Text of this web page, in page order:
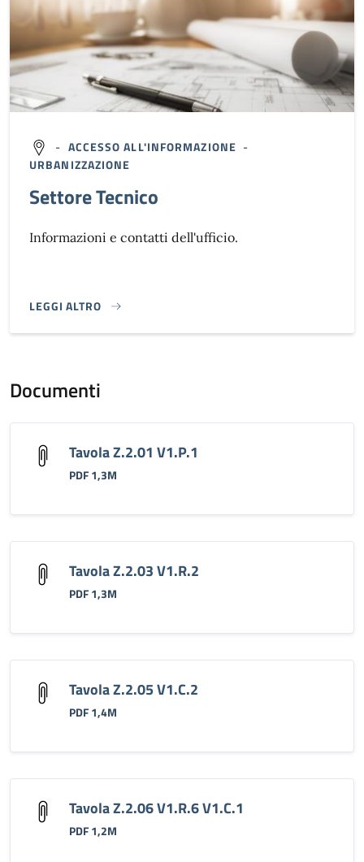
- ACCESSO ALL'INFORMAZIONE -
URBANIZZAZIONE
Settore Tecnico
Informazioni e contatti dell'ufficio.
LEGGI ALTRO
}
Documenti
Tavola Z.2.01 V1.P.1
PDF 1,3M
Tavola Z.2.03 V1.R.2
PDF 1,3M
Tavola Z.2.05 V1.C.2
PDF 1,4M
Tavola Z.2.06 V1.R.6 V1.C.1
PDF 1,2M